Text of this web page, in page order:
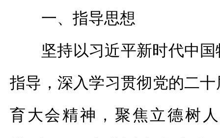
一、指导思想
坚持以习近平新时代中
指导，深入学习贯彻党的二
育大会精神，聚焦立德树